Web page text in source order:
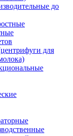
до
для